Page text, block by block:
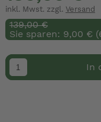
inkl. Mwst. zzgl. Versand
139,00 €
Sie sparen: 9,00 €
In